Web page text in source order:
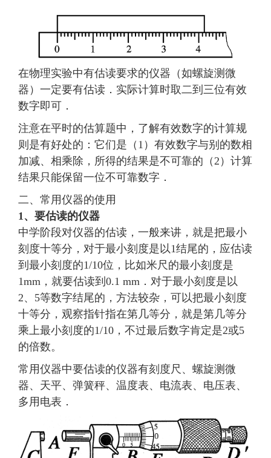
在物理实验中有估读要求的仪器（如螺旋测微
器）一定要有估读．实际计算时取二到三位有效
数字即可．
注意在平时的估算题中，了解有效数字的计算规
则是有好处的：它们是（1）有效数字与别的数相
加减、相乘除，所得的结果是不可靠的（2）计算
结果只能保留一位不可靠数字．
二、常用仪器的使用
1、要估读的仪器
中学阶段对仪器的估读，一般来讲，就是把最小
刻度十等分，对于最小刻度是以1结尾的，应估读
到最小刻度的1/10位，比如米尺的最小刻度是
1mm，就要估读到0.1 mm．对于最小刻度是以
2、5等数字结尾的，方法较杂，可以把最小刻度
十等分，观察指针指在第几等分，就是第几等分
乘上最小刻度的1/10，不过最后数字肯定是2或5
的倍数。
常用仪器中要估读的仪器有刻度尺、螺旋测微
器、天平、弹簧秤、温度表、电流表、电压表、
多用电表．